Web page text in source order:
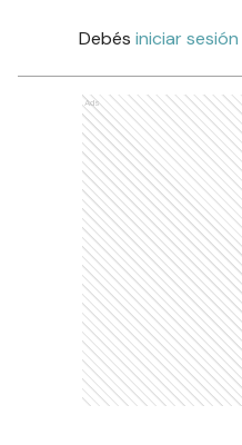
Debés iniciar sesión
Ads